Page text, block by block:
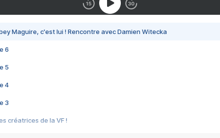
Maguire, c'est lui ! Rencontre avec Damien Witecka
6
5
4
3
créatrices de la VF !